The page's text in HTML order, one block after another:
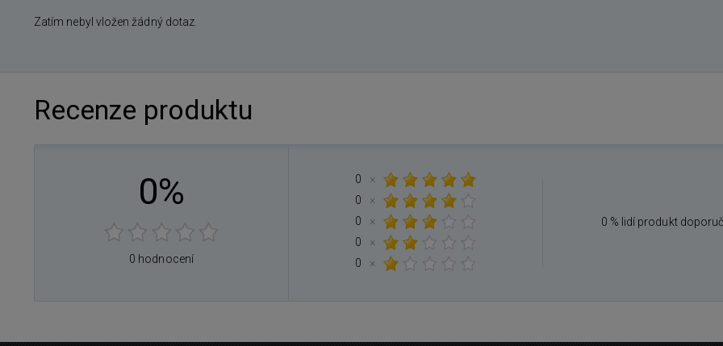
Zatím nebyl vložen žádný dotaz.
Recenze produktu
0%
0 hodnocení
0
×
0
×
0
×
0
×
0
×
0 % lidí produkt